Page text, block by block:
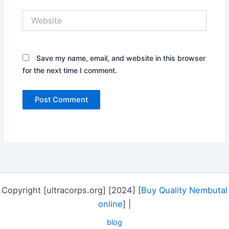
Save my name, email, and website in this browser
for the next time I comment.
Copyright [ultracorps.org] [2024] [Buy Quality Nembutal
online] |
blog